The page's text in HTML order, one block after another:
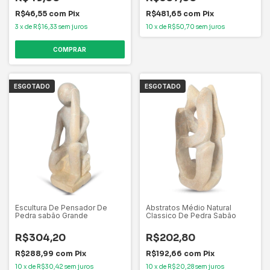
R$46,55 com Pix
3 xde R$16,33 sem juros
R$481,65 com Pix
10 xde R$50,70 sem juros
ESGOTADO
Escultura De Pensador De
Pedra sabão Grande
R$304,20
R$288,99 com Pix
10 xde R$30,42 sem juros
ESGOTADO
Abstratos Médio Natural
Classico De Pedra Sabão
R$202,80
R$192,66 com Pix
10 xde R$20,28sem juros